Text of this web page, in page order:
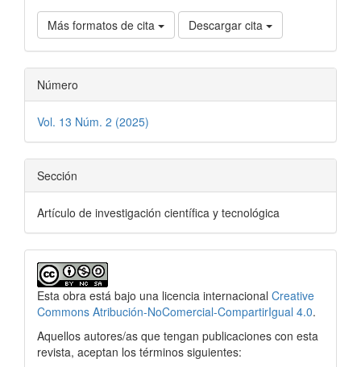
Más formatos de cita Descargar cita
Número
Vol. 13 Núm. 2 (2025)
Sección
Artículo de investigación científica y tecnológica
Esta obra está bajo una licencia internacional Creative
Commons Atribución-NoComercial-CompartirIgual 4.0.
Aquellos autores/as que tengan publicaciones con esta
revista, aceptan los términos siguientes: